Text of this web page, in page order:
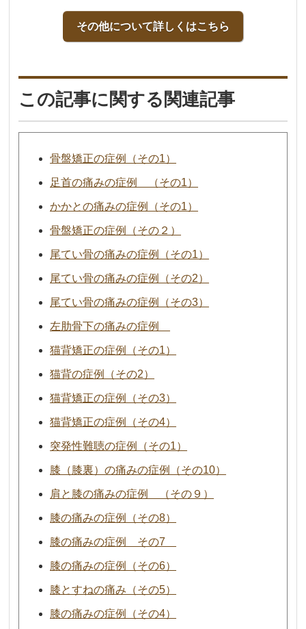
その他について詳しくはこちら
この記事に関する関連記事
骨盤矯正の症例（その1）
足首の痛みの症例 （その1）
かかとの痛みの症例（その1）
骨盤矯正の症例（その２）
尾てい骨の痛みの症例（その1）
尾てい骨の痛みの症例（その2）
尾てい骨の痛みの症例（その3）
左肋骨下の痛みの症例
猫背矯正の症例（その1）
猫背の症例（その2）
猫背矯正の症例（その3）
猫背矯正の症例（その4）
突発性難聴の症例（その1）
膝（膝裏）の痛みの症例（その10）
肩と膝の痛みの症例 （その９）
膝の痛みの症例（その8）
膝の痛みの症例 その7
膝の痛みの症例（その6）
膝とすねの痛み（その5）
膝の痛みの症例（その4）